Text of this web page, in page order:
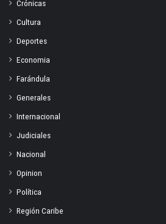
Crónicas
Cultura
Deportes
Economia
Farándula
Generales
Internacional
Judiciales
Nacional
Opinion
Política
Región Caribe